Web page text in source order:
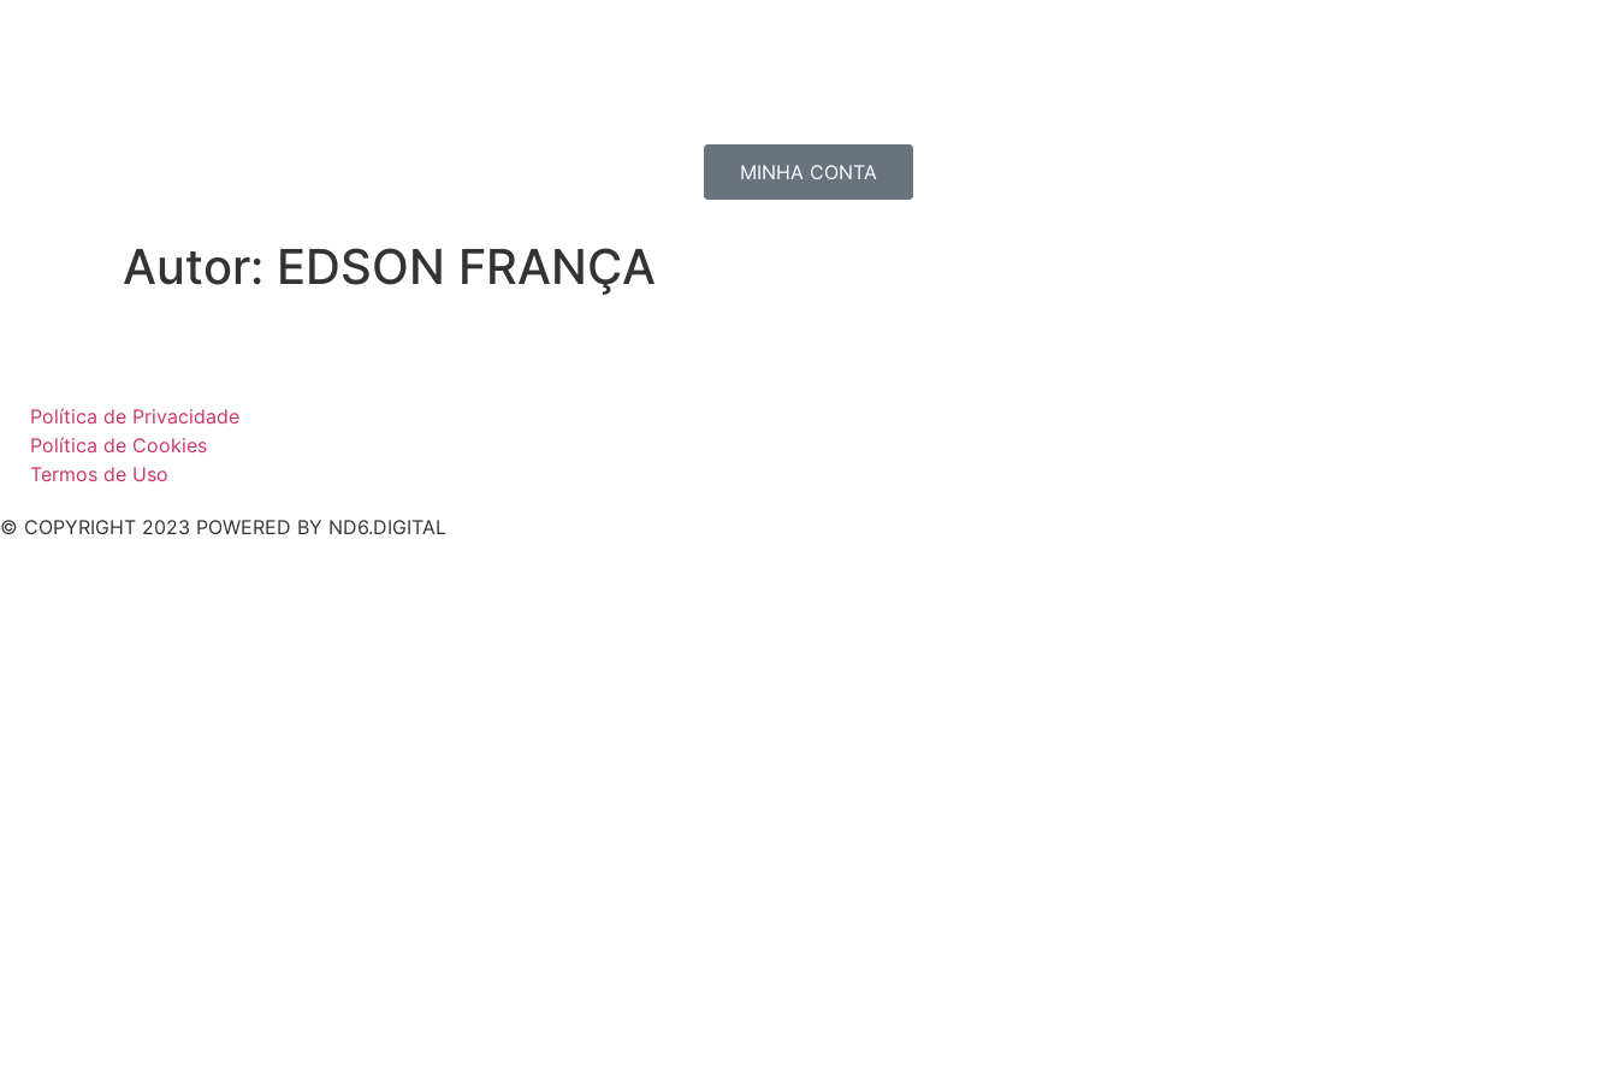
MINHA CONTA
Autor: EDSON FRANÇA
Política de Privacidade
Política de Cookies
Termos de Uso
© COPYRIGHT 2023 POWERED BY ND6.DIGITAL